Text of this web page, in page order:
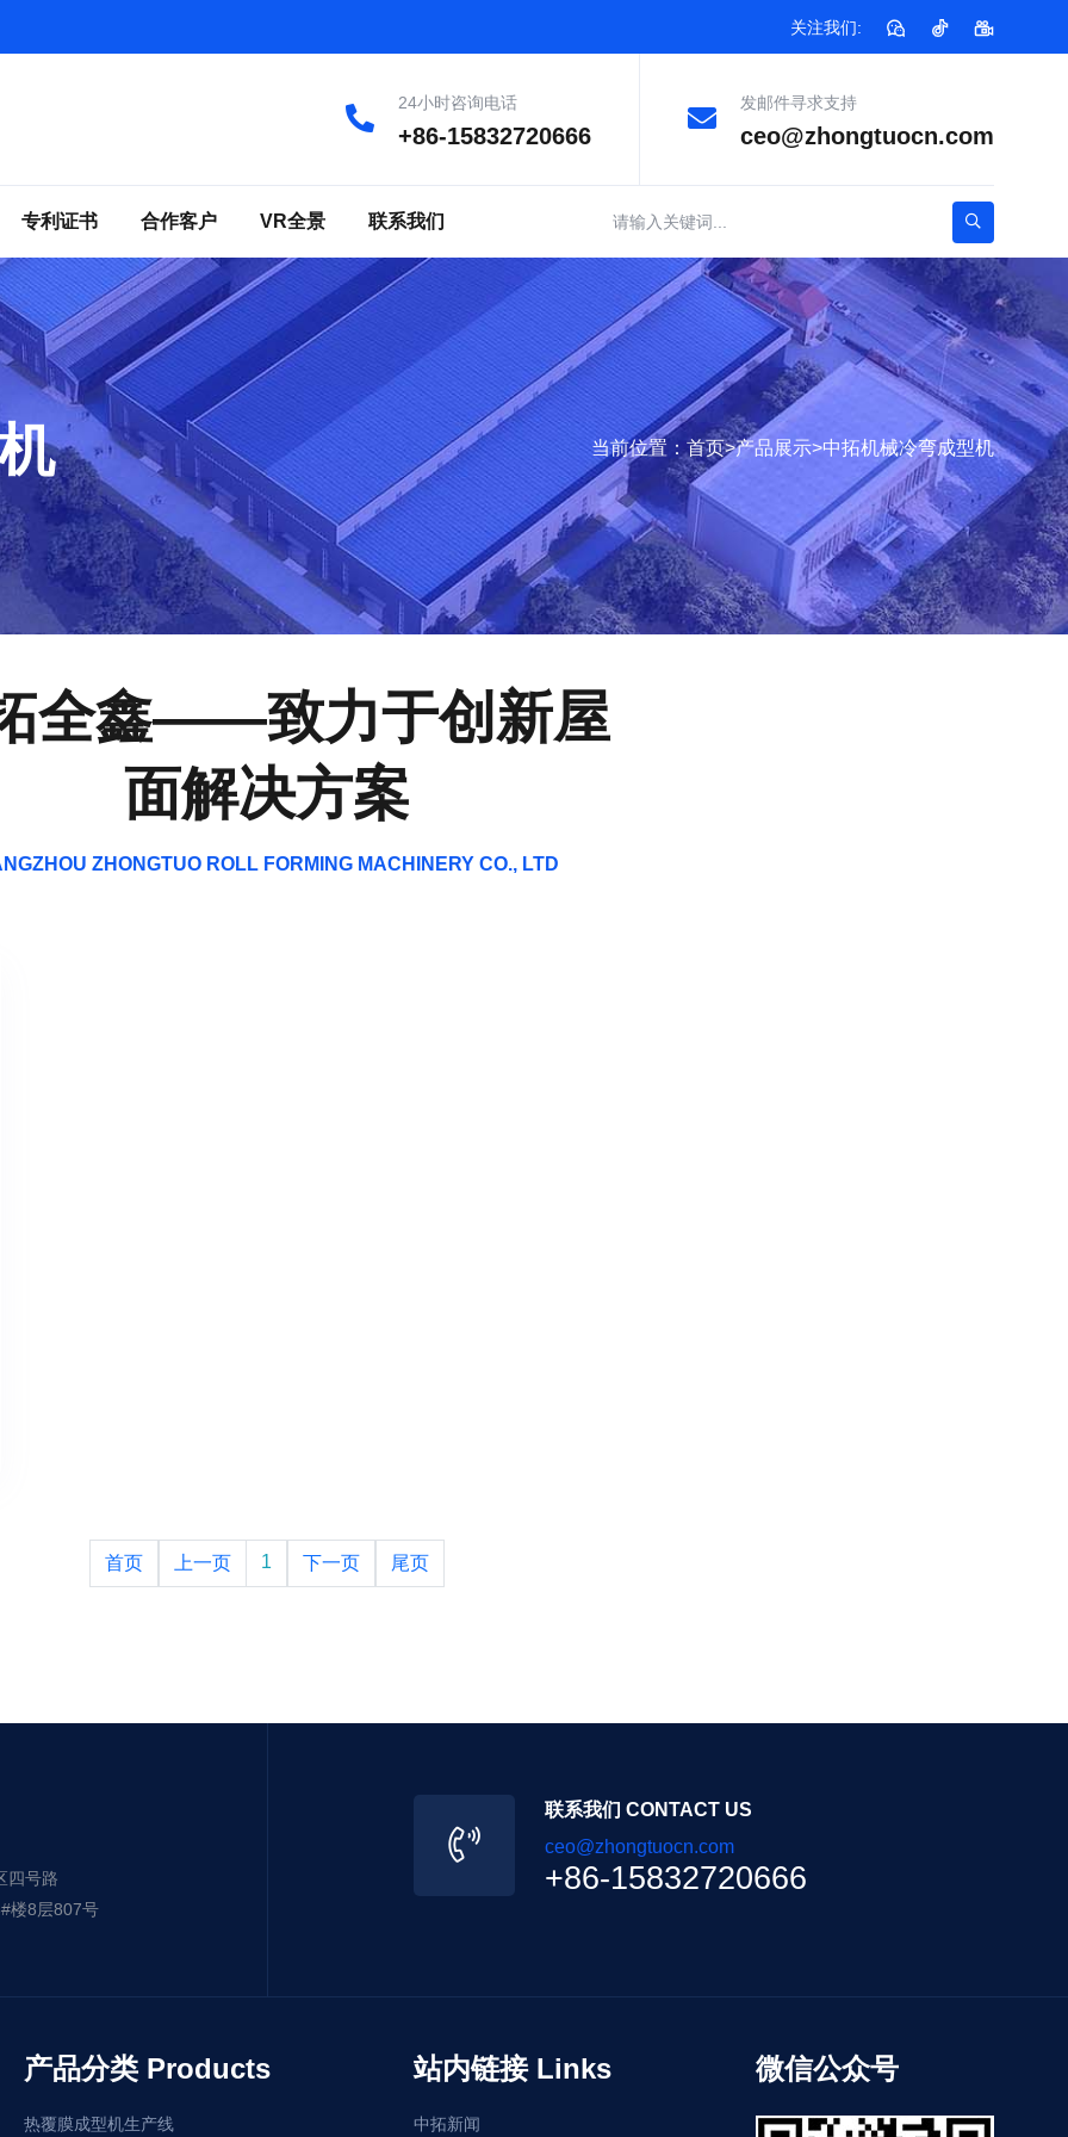
关注我们:
24小时咨询电话
+86-15832720666
发邮件寻求支持
ceo@zhongtuocn.com
专利证书 合作客户 VR全景 联系我们
当前位置：首页>产品展示>中拓机械冷弯成型机
全鑫——致力于创新屋
面解决方案
ZHONGTUO ROLL FORMING MACHINERY CO., LTD
首页 上一页 1 下一页 尾页
四号路
楼8层807号
联系我们 CONTACT US
ceo@zhongtuocn.com
+86-15832720666
产品分类 Products
热覆膜成型机生产线
站内链接 Links
中拓新闻
微信公众号